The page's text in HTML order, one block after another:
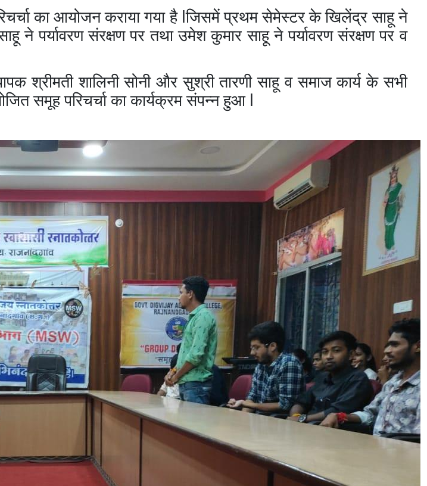
का आयोजन कराया गया हैlजिसमें प्रथम सेमेस्टर के खिलेंद्र साहू ने
ने पर्यावरण संरक्षण पर तथा उमेश कुमार साहू ने पर्यावरण संरक्षण पर व
श्रीमती शालिनी सोनी और सुश्री तारणी साहू व समाज कार्य के सभी
समूह परिचर्चा का कार्यक्रम संपन्न हुआl